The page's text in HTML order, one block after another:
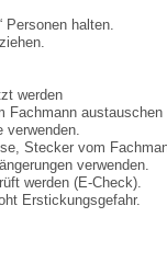
Personen halten.
werden
Fachmann austauschen
verwenden.
Stecker vom
verwenden.
werden (E-Check).
Erstickungsgefahr.